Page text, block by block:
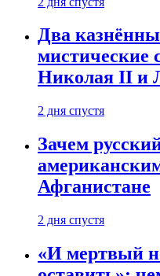
Два
мистические
Николая II и
2 дня спустя
Зачем
Афганистане
2 дня спустя
«И мертвый